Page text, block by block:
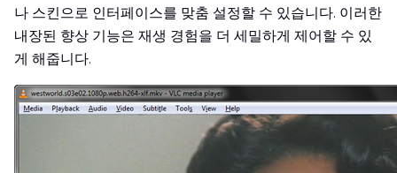
나 스킨으로 인터페이스를 맞춤 설정할 수 있습니다. 이러한
내장된 향상 기능은 재생 경험을 더 세밀하게 제어할 수 있
게 해줍니다.